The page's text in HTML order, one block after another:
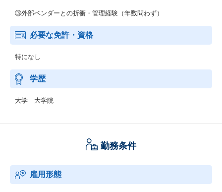
③外部ベンダーとの折衝・管理経験（年数問わず）
必要な免許・資格
特になし
学歴
大学 大学院
勤務条件
雇用形態